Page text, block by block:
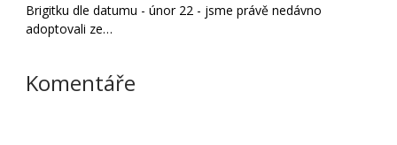
Brigitku dle datumu - únor 22 - jsme právě nedávno
adoptovali ze…
Komentáře